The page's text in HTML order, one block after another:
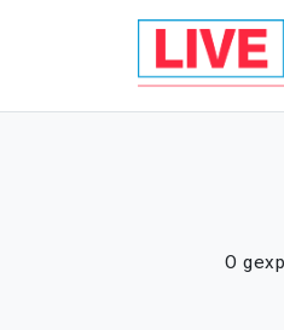
O